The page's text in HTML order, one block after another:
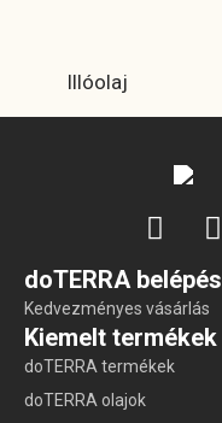
Illóolaj
doTERRA belépés
Kedvezményes vásárlás
Kiemelt termékek
doTERRA termékek
doTERRA olajok